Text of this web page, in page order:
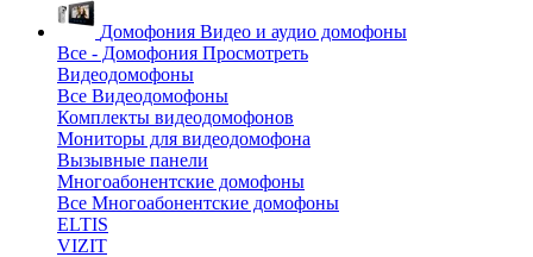
Домофония Видео и аудио домофоны
Все - Домофония Просмотреть
Видеодомофоны
Все Видеодомофоны
Комплекты видеодомофонов
Мониторы для видеодомофона
Вызывные панели
Многоабонентские домофоны
Все Многоабонентские домофоны
ELTIS
VIZIT